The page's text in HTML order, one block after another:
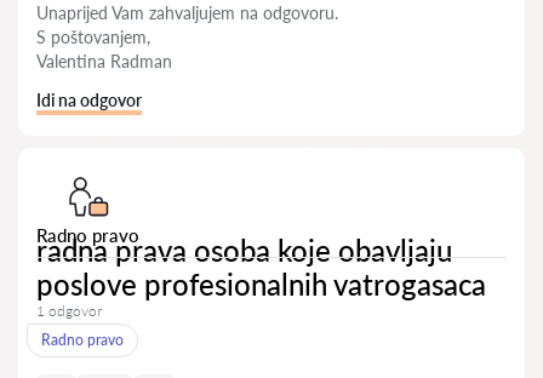
Unaprijed Vam zahvaljujem na odgovoru.
S poštovanjem,
Valentina Radman
Idi na odgovor
Radno pravo
radna prava osoba koje obavljaju
poslove profesionalnih vatrogasaca
1 odgovor
Radno pravo